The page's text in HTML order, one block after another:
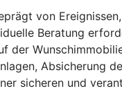
von
Beratung
der
Absicherung
sicheren und